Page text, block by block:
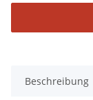
Beschreibung